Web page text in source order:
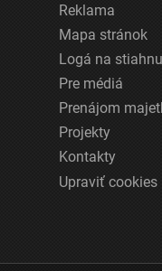
Reklama
Mapa stránok
Logá na
Pre médiá
Prenájom
Projekty
Kontakty
Upraviť cookies